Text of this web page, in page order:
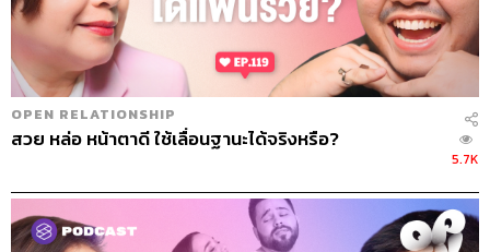
OPEN RELATIONSHIP
สวย หล่อ หน้าตาดี ใช้เลื่อนฐานะได้จริงหรือ?
5.7K